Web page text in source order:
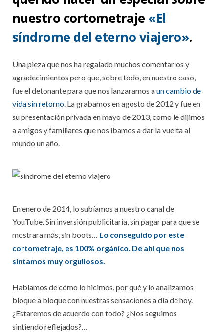
nuestro cortometraje «El
síndrome del eterno viajero».
Una pieza que nos ha regalado muchos comentarios y
agradecimientos pero que, sobre todo, en nuestro caso,
fue el detonante para que nos lanzaramos aun cambio de
vida sin retorno. La grabamos en agosto de 2012 y fue en
su presentación privada en mayo de 2013, como le dijimos
a amigos y familiares que nos íbamos a dar la vuelta al
mundo un año.
En enero de 2014, lo subíamos a nuestro canal de
YouTube. Sin inversión publicitaria, sin pagar para que se
mostrara más, sin boots… Lo conseguido por este
cortometraje, es 100% orgánico. De ahí que nos
sintamos muy orgullosos.
Hablamos de cómo lo hicimos, por qué y lo analizamos
bloque a bloque con nuestras sensaciones a día de hoy.
¿Estaremos de acuerdo con todo? ¿Nos seguimos
sintiendo reflejados?…